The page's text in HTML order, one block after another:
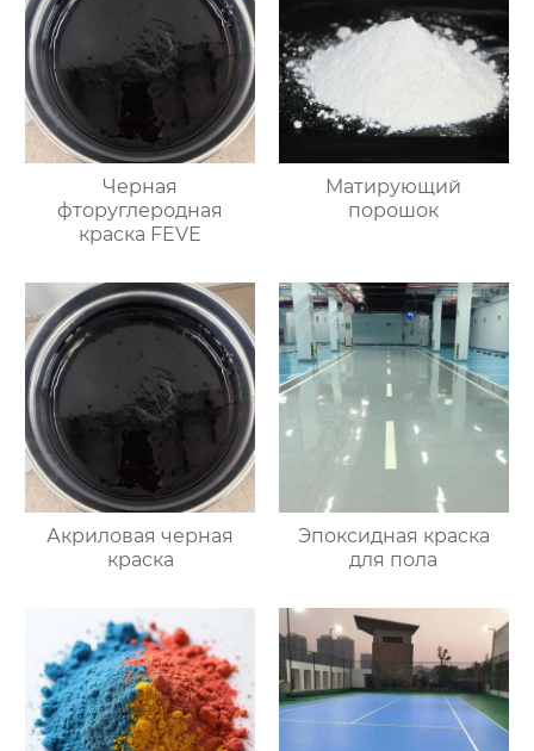
Черная
фторуглеродная
краска FEVE
Mатирующий
порошок
Акриловая черная
краска
Эпоксидная краска
для пола